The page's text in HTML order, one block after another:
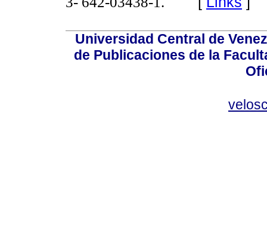
Universidad Central de
de Publicaciones de la